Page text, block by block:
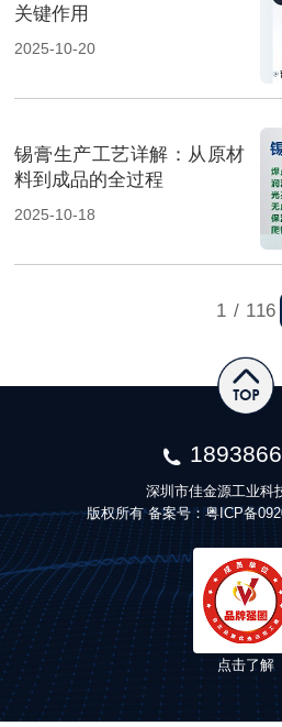
关键作用
2025-10-20
锡膏生产工艺详解：从原材
料到成品的全过程
2025-10-18
1 / 116
深圳市佳金源工业科
版权所有 备案号：粤ICP备
点击了解